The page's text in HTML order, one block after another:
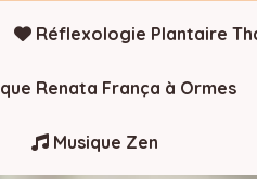
Réflexologie Plantaire
Renata França à Ormes
Musique Zen